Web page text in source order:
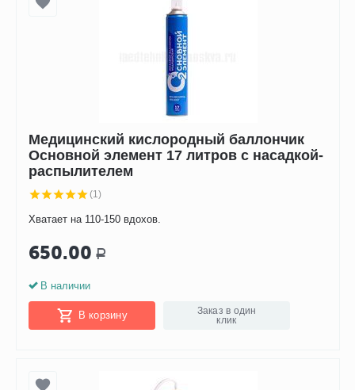
Медицинский кислородный баллончик
Основной элемент 17 литров с насадкой-
распылителем
(1)
Хватает на 110-150 вдохов.
650.00 Р
В наличии
В корзину
Заказ в один
клик